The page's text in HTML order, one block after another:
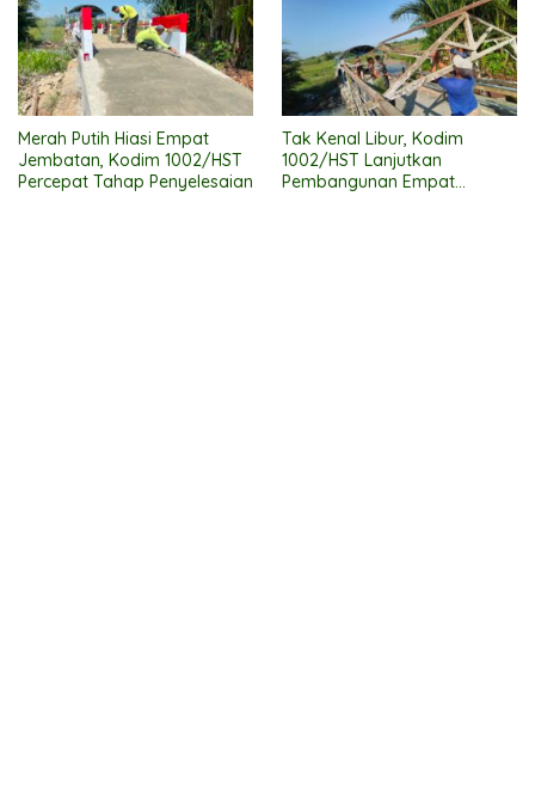
Merah Putih Hiasi Empat
Jembatan, Kodim 1002/HST
Percepat Tahap Penyelesaian
Tak Kenal Libur, Kodim
1002/HST Lanjutkan
Pembangunan Empat